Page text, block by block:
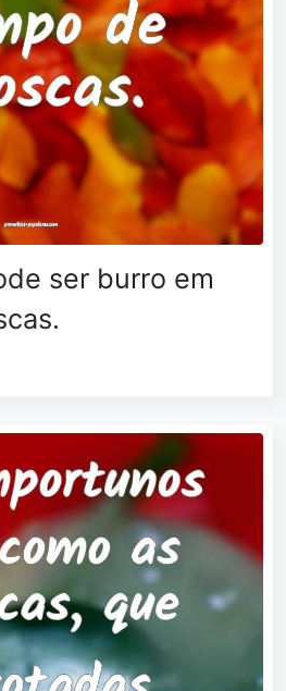
ser burro em